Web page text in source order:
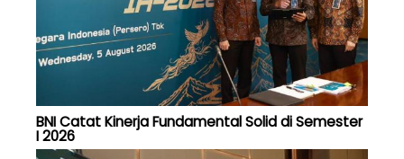
BNI Catat Kinerja Fundamental Solid di Semester
I 2026